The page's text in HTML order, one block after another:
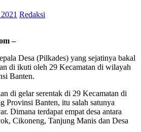
Redaksi
–
Desa (Pilkades) yang sejatinya bakal
di ikuti oleh 29 Kecamatan di wilayah
Banten.
di gelar serentak di 29 Kecamatan di
Provinsi Banten, itu salah satunya
Dimana terdapat empat desa antara
Cikoneng, Tanjung Manis dan Desa